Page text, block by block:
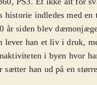
historie indledes med
år siden blev
lever han et liv i druk,
i byen hvor
sætter han ud på en